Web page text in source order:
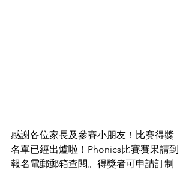
感謝各位家長及參賽小朋友！比賽得獎
名單已經出爐啦！Phonics比賽賽果請到
報名電郵郵箱查閱。得獎者可申請訂制